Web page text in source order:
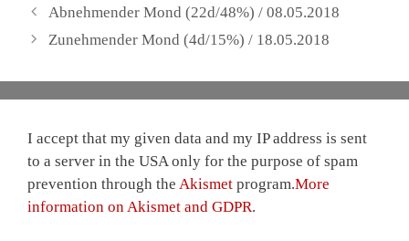
Abnehmender Mond (22d/48%) / 08.05.2018
Zunehmender Mond (4d/15%) / 18.05.2018
I accept that my given data and my IP address is sent
to a server in the USA only for the purpose of spam
prevention through the Akismet program.More
information on Akismet and GDPR.